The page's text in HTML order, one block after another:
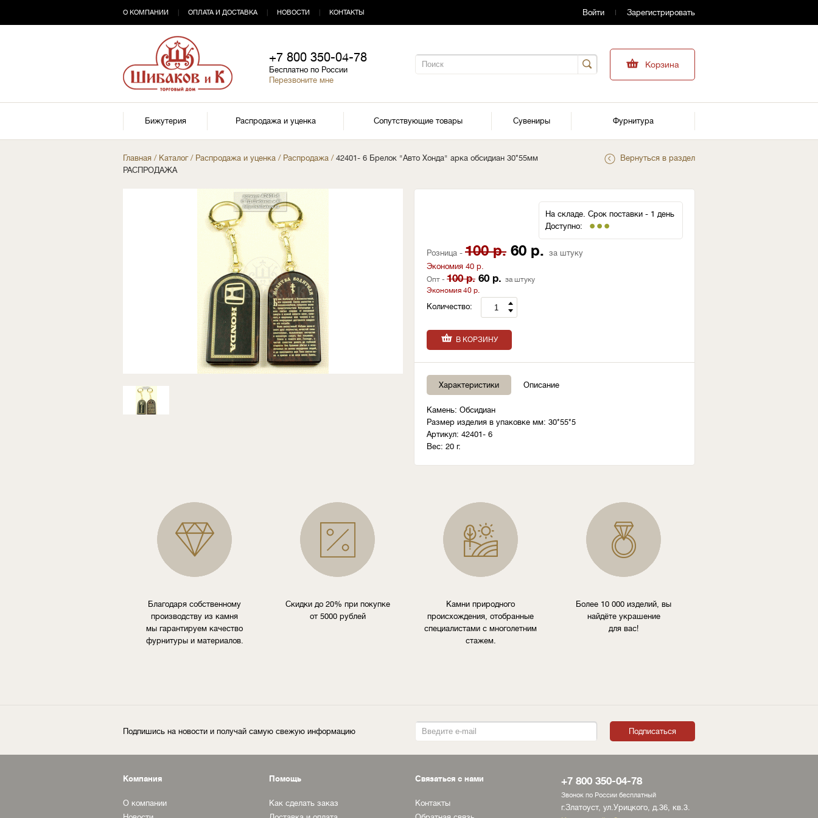
О КОМПАНИИ ОПЛАТА И ДОСТАВКА НОВОСТИ КОНТАКТЫ Войти Зарегистрировать
+7 800 350-04-78
Бесплатно по России
Перезвоните мне
Корзина
Бижутерия Распродажа и уценка Сопутствующие товары Сувениры Фурнитура
Главная / Каталог/ Распродажа и уценка / Распродажа / 42401- 6 Брелок "Авто Хонда" арка обсидиан 30*55мм
РАСПРОДАЖА
Вернуться в раздел
На складе. Срок поставки - 1 день
Доступно:
Розница - 100 р. 60 р. за штуку
Экономия 40 р.
Опт - 100 р. 60 р. за штуку
Экономия 40 р.
Количество:
В КОРЗИНУ
Характеристики Описание
Камень: Обсидиан
Размер изделия в упаковке мм: 30*55*5
Артикул: 42401- 6
Вес: 20 г.
Благодаря собственному
производству из камня
мы гарантируем качество
фурнитуры и материалов.
Скидки до 20% при покупке
от 5000 рублей
Камни природного
происхождения, отобранные
специалистами с многолетним
стажем.
Более 10 000 изделий, вы
найдёте украшение
для вас!
Подпишись на новости и получай самую свежую информацию
Компания
О компании
Помощь
Как сделать заказ
Связаться с нами
Контакты
+7 800 350-04-78
Звонок по России бесплатный
г.Златоуст, ул.Урицкого, д.36, кв.3.